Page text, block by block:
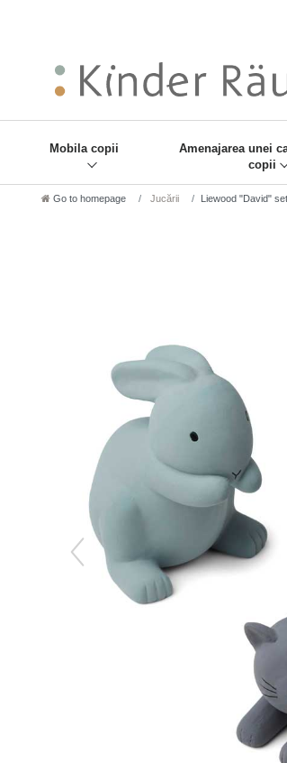
Mobila copii
Amenajarea unei
copii
Go to homepage Jucării Liewood "David"